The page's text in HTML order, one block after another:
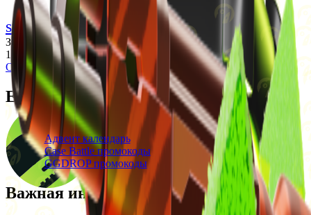
support@cs-wiki.org
Заходя на этот сайт, вы подтверждаете, что вам исполнилось
18 лет. Проблемы с азартными играми?
Обратится за помощью
Ежедневные бонусы
Свежие промокоды
Адвент календарь
Case Battle промокоды
GGDROP промокоды
Важная информация